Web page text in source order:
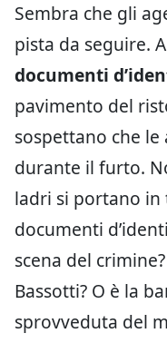
Sembra che gli
pista da seguire.
documenti
pavimento del
sospettano che
durante il furto.
ladri si portano in
documenti
scena del
Bassotti? O è la
sprovveduta del